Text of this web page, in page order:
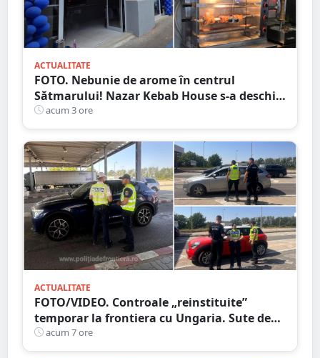
ACTUALITATE
FOTO. Nebunie de arome în centrul
Sătmarului! Nazar Kebab House s-a deschis
cu șaorma la 20 de lei
acum 3 ore
ACTUALITATE
FOTO/VIDEO. Controale „reinstituite”
temporar la frontiera cu Ungaria. Sute de
persoane și mașini, verificate în județul
Satu Mare
acum 7 ore